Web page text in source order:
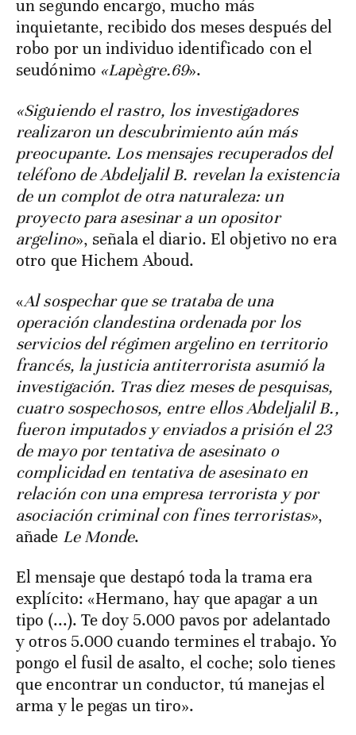
un segundo encargo, mucho más
inquietante, recibido dos meses después del
robo por un individuo identificado con el
seudónimo «Lapègre.69».
«Siguiendo el rastro, los investigadores
realizaron un descubrimiento aún más
preocupante. Los mensajes recuperados del
teléfono de Abdeljalil B. revelan la existencia
de un complot de otra naturaleza: un
proyecto para asesinar a un opositor
argelino», señala el diario. El objetivo no era
otro que Hichem Aboud.
«Al sospechar que se trataba de una
operación clandestina ordenada por los
servicios del régimen argelino en territorio
francés, la justicia antiterrorista asumió la
investigación. Tras diez meses de pesquisas,
cuatro sospechosos, entre ellos Abdeljalil B.,
fueron imputados y enviados a prisión el 23
de mayo por tentativa de asesinato o
complicidad en tentativa de asesinato en
relación con una empresa terrorista y por
asociación criminal con fines terroristas»,
añade Le Monde.
El mensaje que destapó toda la trama era
explícito: «Hermano, hay que apagar a un
tipo (...). Te doy 5.000 pavos por adelantado
y otros 5.000 cuando termines el trabajo. Yo
pongo el fusil de asalto, el coche; solo tienes
que encontrar un conductor, tú manejas el
arma y le pegas un tiro».